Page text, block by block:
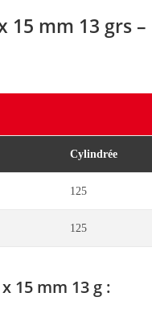
15 mm 13 grs –
Cylindrée
125
125
15 mm 13 g :